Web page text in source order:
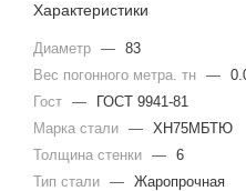
Характеристики
Диаметр — 83
Вес погонного метра. тн —
Гост —
ГОСТ 9941-81
Марка стали — ХН75МБТЮ
Толщина стенки — 6
Тип стали — Жаропрочная